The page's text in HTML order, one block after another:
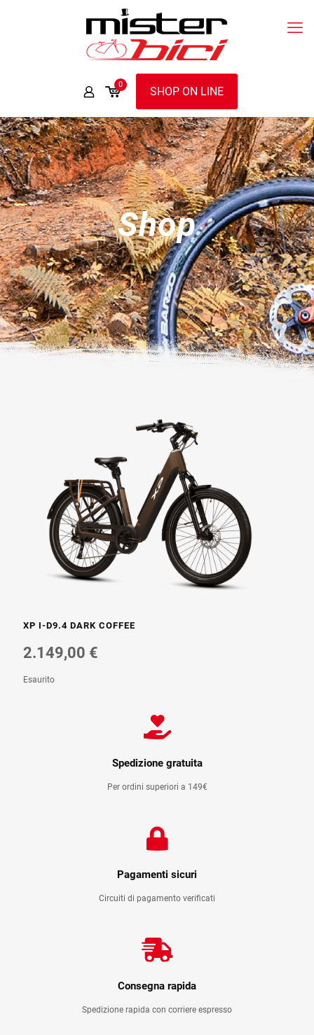
0
SHOP ON LINE
Shop
XP I-D9.4 DARK COFFEE
2.149,00 €
Esaurito
Spedizione gratuita
Per ordini superiori a 149€
Pagamenti sicuri
Circuiti di pagamento verificati
Consegna rapida
Spedizione rapida con corriere espresso